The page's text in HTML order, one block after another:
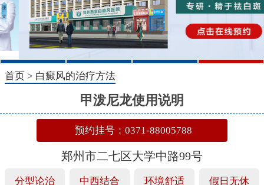
1 2 3 4
首页 > 白癜风的治疗方法
甲泼尼龙使用说明
预约挂号：0371-88005788
郑州市二七区大学中路99号
分型论治 中西结合 环境舒适 假日无休